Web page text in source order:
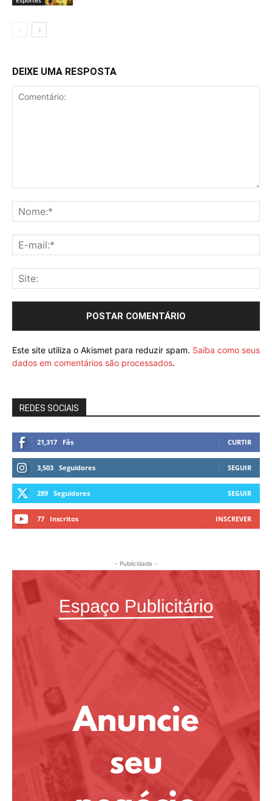
DEIXE UMA RESPOSTA
Este site utiliza o Akismet para reduzir spam. Saiba como seus
dados em comentários são processados.
REDES SOCIAIS
21,317 Fãs CURTIR
3,503 Seguidores SEGUIR
289 Seguidores SEGUIR
77 Inscritos INSCREVER
- Publicidade -